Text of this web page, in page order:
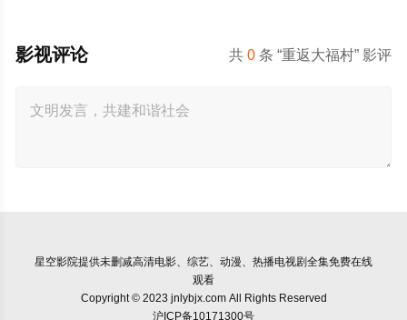
共0 条 “重返大福村” 影评
影视评论
星空影院提供未删减高清电影、综艺、动漫、热播电视剧全集免费在线
观看
Copyright © 2023 jnlybjx.com All Rights Reserved
沪ICP备10171300号